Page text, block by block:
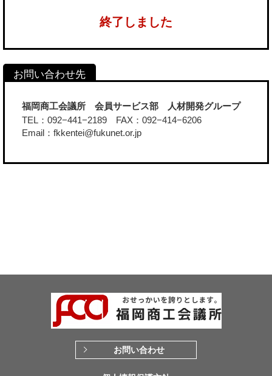
終了しました
福岡商工会議所 会員サービス部 人材開発グループ
TEL：092−441−2189 FAX：092−414−6206
Email：fkkentei@fukunet.or.jp
お問い合わせ